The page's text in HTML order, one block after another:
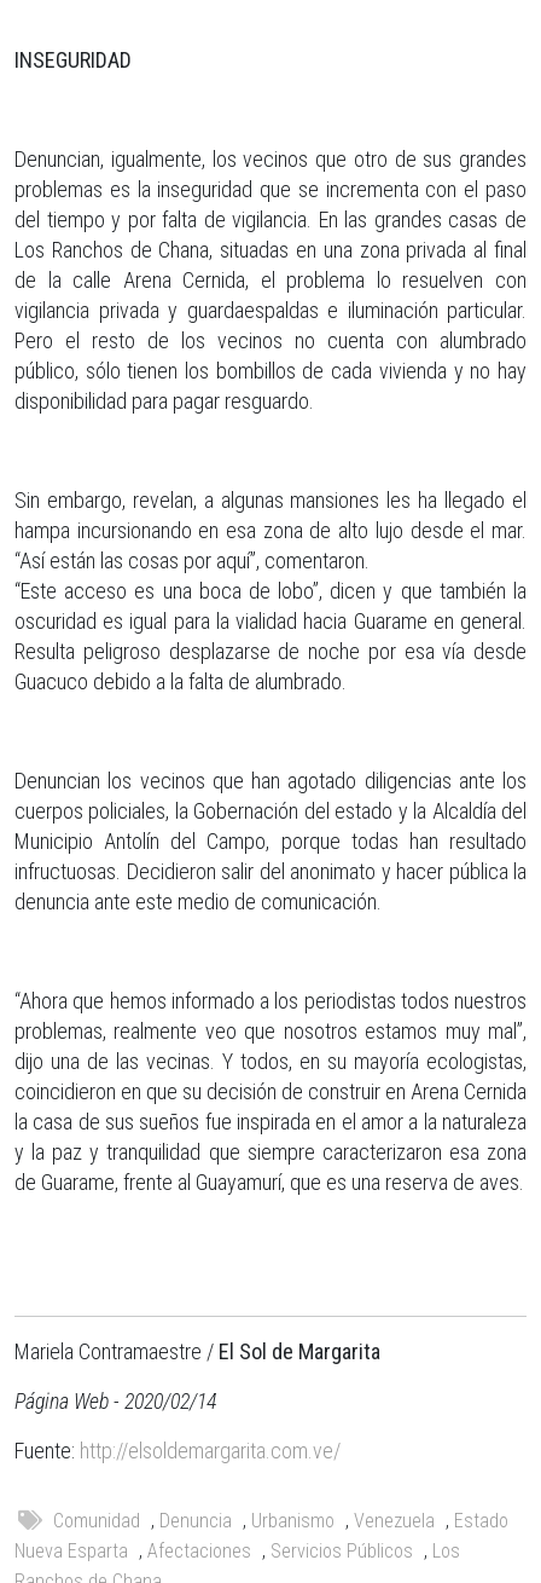
INSEGURIDAD
Denuncian, igualmente, los vecinos que otro de sus grandes
problemas es la inseguridad que se incrementa con el paso
del tiempo y por falta de vigilancia. En las grandes casas de
Los Ranchos de Chana, situadas en una zona privada al final
de la calle Arena Cernida, el problema lo resuelven con
vigilancia privada y guardaespaldas e iluminación particular.
Pero el resto de los vecinos no cuenta con alumbrado
público, sólo tienen los bombillos de cada vivienda y no hay
disponibilidad para pagar resguardo.
Sin embargo, revelan, a algunas mansiones les ha llegado el
hampa incursionando en esa zona de alto lujo desde el mar.
“Así están las cosas por aquí”, comentaron.
“Este acceso es una boca de lobo”, dicen y que también la
oscuridad es igual para la vialidad hacia Guarame en general.
Resulta peligroso desplazarse de noche por esa vía desde
Guacuco debido a la falta de alumbrado.
Denuncian los vecinos que han agotado diligencias ante los
cuerpos policiales, la Gobernación del estado y la Alcaldía del
Municipio Antolín del Campo, porque todas han resultado
infructuosas. Decidieron salir del anonimato y hacer pública la
denuncia ante este medio de comunicación.
“Ahora que hemos informado a los periodistas todos nuestros
problemas, realmente veo que nosotros estamos muy mal”,
dijo una de las vecinas. Y todos, en su mayoría ecologistas,
coincidieron en que su decisión de construir en Arena Cernida
la casa de sus sueños fue inspirada en el amor a la naturaleza
y la paz y tranquilidad que siempre caracterizaron esa zona
de Guarame, frente al Guayamurí, que es una reserva de aves.
Mariela Contramaestre / El Sol de Margarita
Página Web - 2020/02/14
Fuente: http://elsoldemargarita.com.ve/
Comunidad , Denuncia , Urbanismo , Venezuela , Estado
Nueva Esparta , Afectaciones , Servicios Públicos , Los